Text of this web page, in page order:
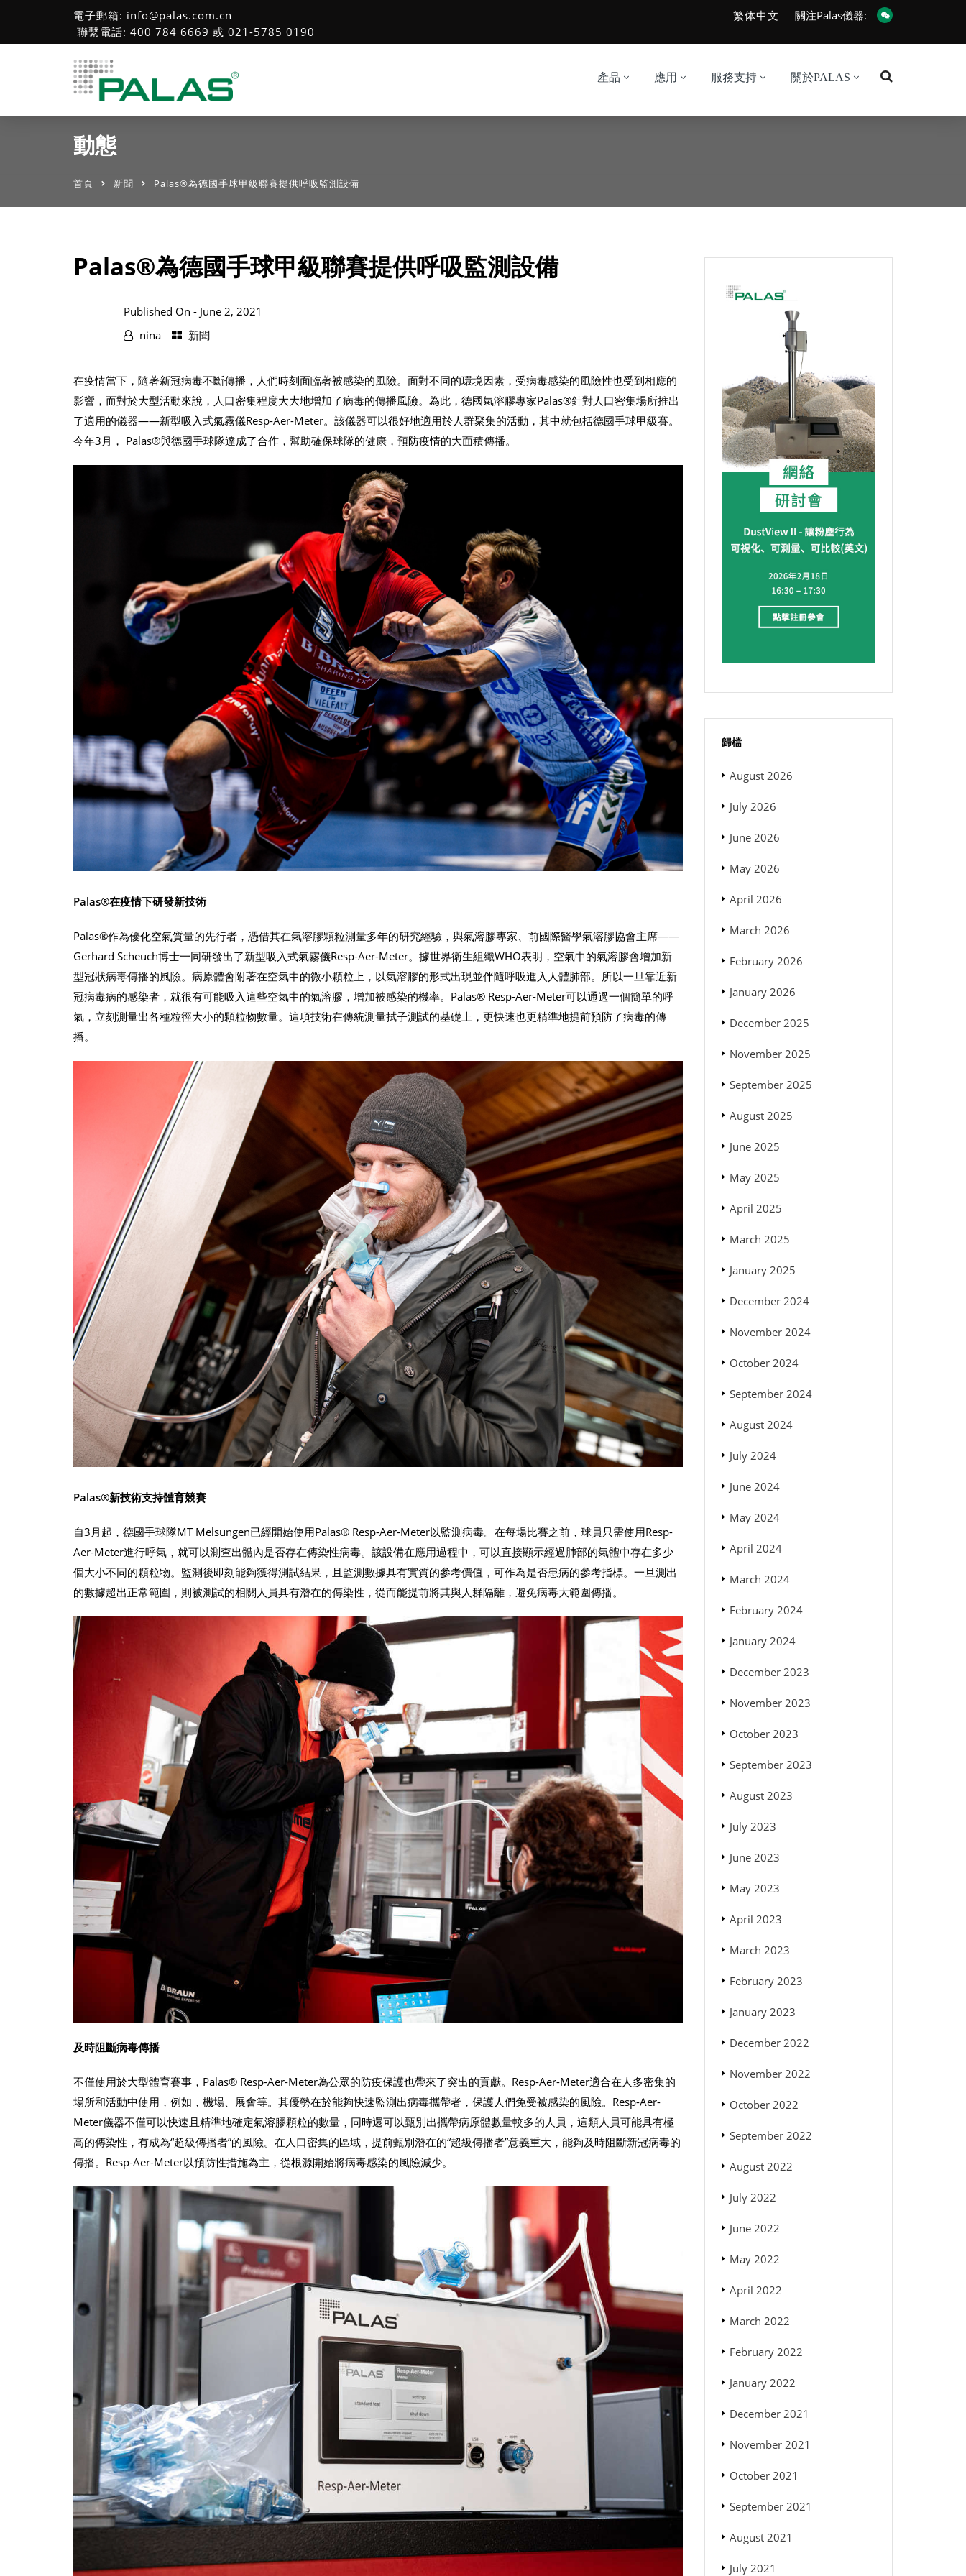
電子郵箱: info@palas.com.cn
聯繫電話: 400 784 6669 或 021-5785 0190
繁体中文 關注Palas儀器:
產品 應用 服務支持 關於PALAS
動態
首頁 新聞 Palas®為德國手球甲級聯賽提供呼吸監測設備
Palas®為德國手球甲級聯賽提供呼吸監測設備
Published On - June 2, 2021
nina
新聞
在疫情當下，隨著新冠病毒不斷傳播，人們時刻面臨著被感染的風險。面對不同的環境因素，受病毒感染的風險性也受到相應的
影響，而對於大型活動來說，人口密集程度大大地增加了病毒的傳播風險。為此，德國氣溶膠專家Palas®針對人口密集場所推出
了適用的儀器——新型吸入式氣霧儀Resp-Aer-Meter。該儀器可以很好地適用於人群聚集的活動，其中就包括德國手球甲級賽。
今年3月， Palas®與德國手球隊達成了合作，幫助確保球隊的健康，預防疫情的大面積傳播。
Palas®在疫情下研發新技術
Palas®作為優化空氣質量的先行者，憑借其在氣溶膠顆粒測量多年的研究經驗，與氣溶膠專家、前國際醫學氣溶膠協會主席——
Gerhard Scheuch博士一同研發出了新型吸入式氣霧儀Resp-Aer-Meter。據世界衛生組織WHO表明，空氣中的氣溶膠會增加新
型冠狀病毒傳播的風險。病原體會附著在空氣中的微小顆粒上，以氣溶膠的形式出現並伴隨呼吸進入人體肺部。所以一旦靠近新
冠病毒病的感染者，就很有可能吸入這些空氣中的氣溶膠，增加被感染的機率。Palas® Resp-Aer-Meter可以通過一個簡單的呼
氣，立刻測量出各種粒徑大小的顆粒物數量。這項技術在傳統測量拭子測試的基礎上，更快速也更精準地提前預防了病毒的傳
播。
Palas®新技術支持體育競賽
自3月起，德國手球隊MT Melsungen已經開始使用Palas® Resp-Aer-Meter以監測病毒。在每場比賽之前，球員只需使用Resp-
Aer-Meter進行呼氣，就可以測查出體內是否存在傳染性病毒。該設備在應用過程中，可以直接顯示經過肺部的氣體中存在多少
個大小不同的顆粒物。監測後即刻能夠獲得測試結果，且監測數據具有實質的參考價值，可作為是否患病的參考指標。一旦測出
的數據超出正常範圍，則被測試的相關人員具有潛在的傳染性，從而能提前將其與人群隔離，避免病毒大範圍傳播。
及時阻斷病毒傳播
不僅使用於大型體育賽事，Palas® Resp-Aer-Meter為公眾的防疫保護也帶來了突出的貢獻。Resp-Aer-Meter適合在人多密集的
場所和活動中使用，例如，機場、展會等。其優勢在於能夠快速監測出病毒攜帶者，保護人們免受被感染的風險。Resp-Aer-
Meter儀器不僅可以快速且精準地確定氣溶膠顆粒的數量，同時還可以甄別出攜帶病原體數量較多的人員，這類人員可能具有極
高的傳染性，有成為“超級傳播者”的風險。在人口密集的區域，提前甄別潛在的“超級傳播者”意義重大，能夠及時阻斷新冠病毒的
傳播。Resp-Aer-Meter以預防性措施為主，從根源開始將病毒感染的風險減少。
歸檔
August 2026
July 2026
June 2026
May 2026
April 2026
March 2026
February 2026
January 2026
December 2025
November 2025
September 2025
August 2025
June 2025
May 2025
April 2025
March 2025
January 2025
December 2024
November 2024
October 2024
September 2024
August 2024
July 2024
June 2024
May 2024
April 2024
March 2024
February 2024
January 2024
December 2023
November 2023
October 2023
September 2023
August 2023
July 2023
June 2023
May 2023
April 2023
March 2023
February 2023
January 2023
December 2022
November 2022
October 2022
September 2022
August 2022
July 2022
June 2022
May 2022
April 2022
March 2022
February 2022
January 2022
December 2021
November 2021
October 2021
September 2021
August 2021
July 2021